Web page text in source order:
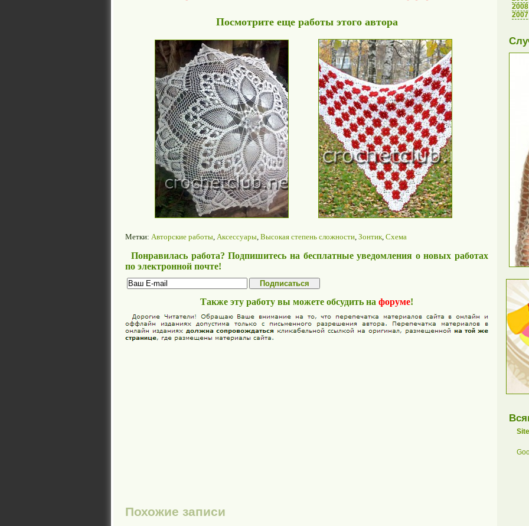
Посмотрите еще работы этого автора
Метки: Авторские работы Аксессуары Высокая степень сложности Зонтик Схема
Понравилась работа? Подпишитесь на бесплатные уведомления о новых работах
по электронной почте!
Также эту работу вы можете обсудить на форуме!
Похожие записи